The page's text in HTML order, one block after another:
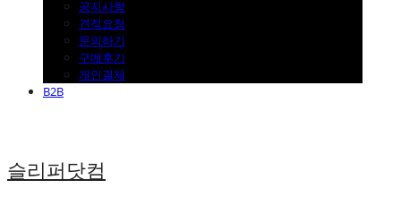
공지사항
견적요청
문의하기
구매후기
개인결제
B2B
슬리퍼닷컴